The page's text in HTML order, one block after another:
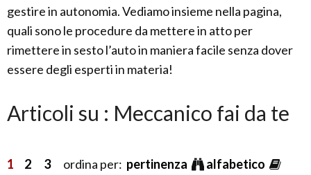
gestire in autonomia. Vediamo insieme nella pagina,
quali sono le procedure da mettere in atto per
rimettere in sesto l’auto in maniera facile senza dover
essere degli esperti in materia!
Articoli su : Meccanico fai da te
1 2 3ordina per: pertinenza
alfabetico